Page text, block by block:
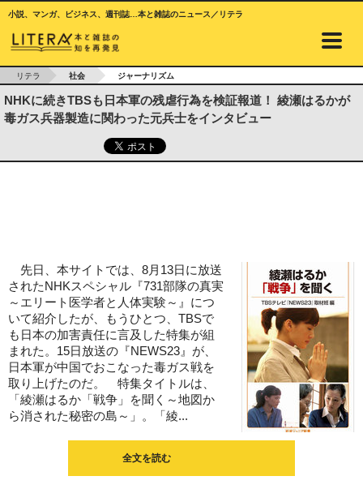
小説、マンガ、ビジネス、週刊誌…本と雑誌のニュース／リテラ
リテラ 社会 ジャーナリズム
NHKに続きTBSも日本軍の残虐行為を検証報道！ 綾瀬はるかが
毒ガス兵器製造に関わった元兵士をインタビュー
先日、本サイトでは、8月13日に放送
されたNHKスペシャル『731部隊の真実
～エリート医学者と人体実験～』につ
いて紹介したが、もうひとつ、TBSで
も日本の加害責任に言及した特集が組
まれた。15日放送の『NEWS23』が、
日本軍が中国でおこなった毒ガス戦を
取り上げたのだ。 特集タイトルは、
「綾瀬はるか「戦争」を聞く～地図か
ら消された秘密の島～」。「綾...
全文を読む